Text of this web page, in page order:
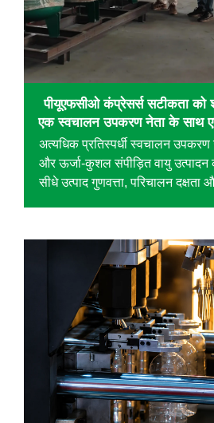
पीयूएफसीओ कंप्रेसर्स सटीकता को
एक स्वचालन उपकरण नेता के साथ
अत्यधिक प्रतिस्पर्धी स्वचालन उपकरण
और ऊर्जा-कुशल संपीड़ित वायु
सीधे उत्पाद गुणवत्ता, परिचालन दक्षता